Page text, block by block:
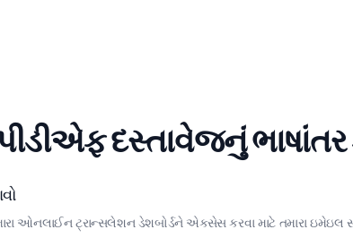
દસ્તાવેજનું ભાષાંતર
ઓનલાઈન ટ્રાન્સલેશન ડેશબોર્ડને એક્સેસ કરવા માટે તમારા ઇમેઇલ